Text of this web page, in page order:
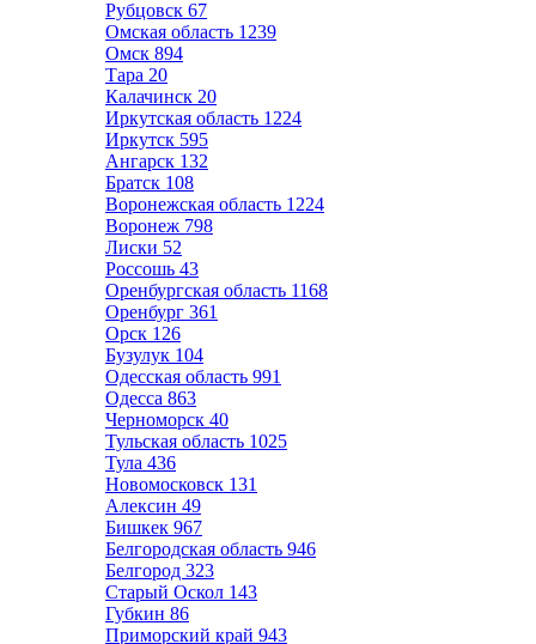
Рубцовск 67
Омская область 1239
Омск 894
Тара 20
Калачинск 20
Иркутская область 1224
Иркутск 595
Ангарск 132
Братск 108
Воронежская область 1224
Воронеж 798
Лиски 52
Россошь 43
Оренбургская область 1168
Оренбург 361
Орск 126
Бузулук 104
Одесская область 991
Одесса 863
Черноморск 40
Тульская область 1025
Тула 436
Новомосковск 131
Алексин 49
Бишкек 967
Белгородская область 946
Белгород 323
Старый Оскол 143
Губкин 86
Приморский край 943